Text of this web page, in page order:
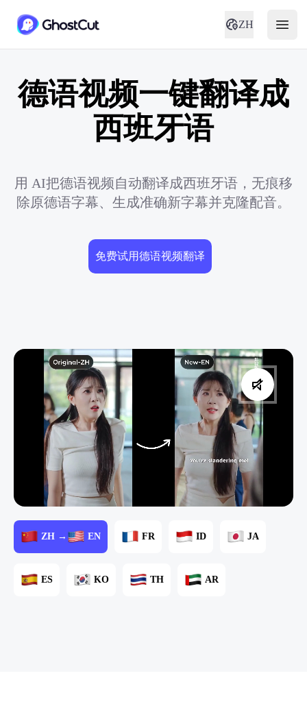
ZH
德语视频一键翻译成
西班牙语
用 AI把德语视频自动翻译成西班牙语，无痕移
除原德语字幕、生成准确新字幕并克隆配音。
免费试用德语视频翻译
ZH → EN FR ID JA
ES KO TH AR